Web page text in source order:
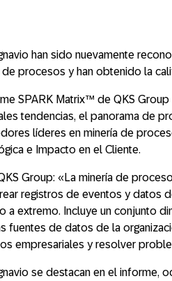
han sido nuevamente
de procesos y han obtenido la
SPARK Matrix™ de QKS
tendencias, el panorama de
líderes en minería de
e Impacto en el Cliente.
Group: «La minería de
registros de eventos y datos
a extremo. Incluye un conjunto
fuentes de datos de la
empresariales y resolver
se destacan en el informe,